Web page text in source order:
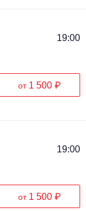
19:00
от 1 500 ₽
19:00
от 1 500 ₽